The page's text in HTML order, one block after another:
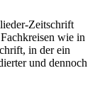
Zeitschrift
wie in
in der ein
und dennoch